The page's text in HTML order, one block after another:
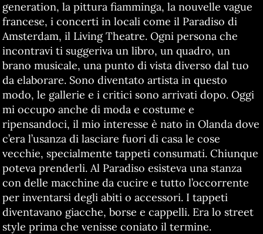
generation, la pittura fiamminga, la nouvelle vague
francese, i concerti in locali come il Paradiso di
Amsterdam, il Living Theatre. Ogni persona che
incontravi ti suggeriva un libro, un quadro, un
brano musicale, una punto di vista diverso dal tuo
da elaborare. Sono diventato artista in questo
modo, le gallerie e i critici sono arrivati dopo. Oggi
mi occupo anche di moda e costume e
ripensandoci, il mio interesse è nato in Olanda dove
c’era l’usanza di lasciare fuori di casa le cose
vecchie, specialmente tappeti consumati. Chiunque
poteva prenderli. Al Paradiso esisteva una stanza
con delle macchine da cucire e tutto l’occorrente
per inventarsi degli abiti o accessori. I tappeti
diventavano giacche, borse e cappelli. Era lo street
style prima che venisse coniato il termine.